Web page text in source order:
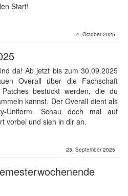
Start!
4. October 2025
da! Ab jetzt bis zum 30.09.2025
Overall über die Fachschaft
bestückt werden, die du
kannst. Der Overall dient als
Uniform. Schau doch mal auf
vorbei und sieh in dir an.
23. September 2025